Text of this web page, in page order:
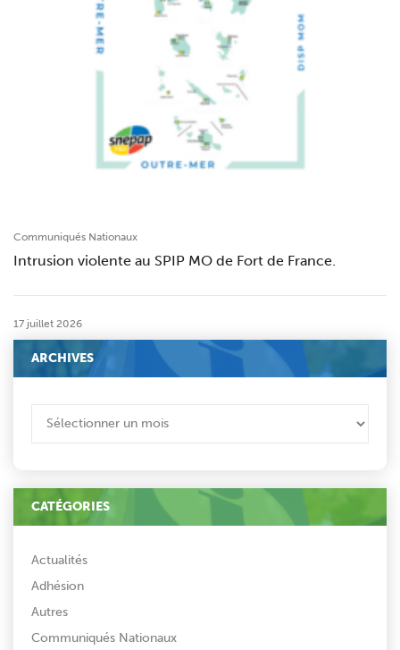
Communiqués Nationaux
Intrusion violente au SPIP MO de Fort de France.
17 juillet 2026
ARCHIVES
CATÉGORIES
Actualités
Adhésion
Autres
Communiqués Nationaux